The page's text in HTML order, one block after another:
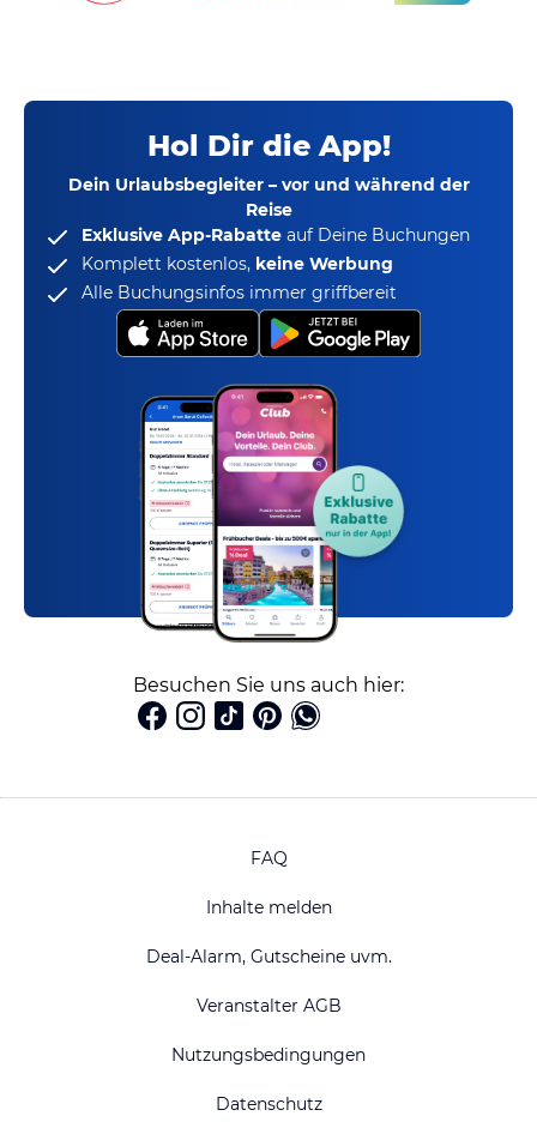
Hol Dir die App!
Dein Urlaubsbegleiter – vor und während der
Reise
Exklusive App-Rabatte auf Deine Buchungen
Komplett kostenlos, keine Werbung
Alle Buchungsinfos immer griffbereit
Besuchen Sie uns auch hier:
FAQ
Inhalte melden
Deal-Alarm, Gutscheine uvm.
Veranstalter AGB
Nutzungsbedingungen
Datenschutz